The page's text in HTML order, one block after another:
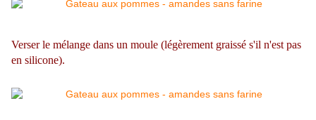
Verser le mélange dans un moule (légèrement graissé s'il n'est pas
en silicone).